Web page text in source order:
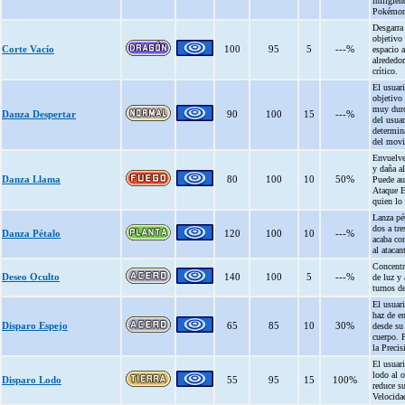
Corte Vacío 100 95 5 ---%
objetivo
espacio
crítico.
Danza Despertar 90 100 15 ---%
El
objetivo
muy
del
del
Danza Llama 80 100 10 50%
y daña
Puede
Ataque
quien lo
Danza Pétalo 120 100 10 ---%
Lanza
dos a
acaba
al
Deseo Oculto 140 100 5 ---%
de luz y
turnos
Disparo Espejo 65 85 10 30%
El
haz de
desde
cuerpo.
la
Disparo Lodo 55 95 15 100%
El
lodo al
reduce su